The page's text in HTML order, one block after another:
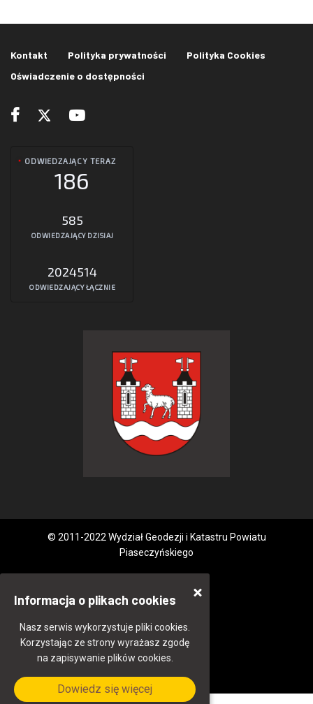
Kontakt Polityka prywatności
Polityka Cookies
Oświadczenie o dostępności
ODWIEDZAJĄCY TERAZ
186
585
ODWIEDZAJĄCY DZISIAJ
2024514
ODWIEDZAJĄCY ŁĄCZNIE
© 2011-2022 Wydział Geodezji i Katastru Powiatu
Piaseczyńskiego
Informacja o plikach cookies
Nasz serwis wykorzystuje pliki cookies.
Korzystając ze strony wyrażasz zgodę
na zapisywanie plików cookies.
Dowiedz się więcej